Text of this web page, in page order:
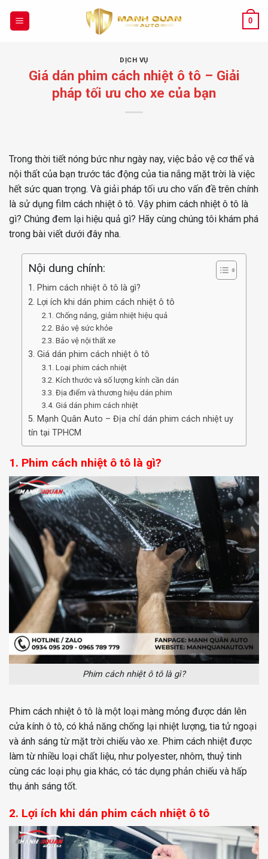
0
DỊCH VỤ
Giá dán phim cách nhiệt ô tô – Giải
pháp tối ưu cho xe của bạn
Trong thời tiết nóng bức như ngày nay, việc bảo vệ cơ thể và
nội thất của bạn trước tác động của tia nắng mặt trời là việc
hết sức quan trọng. Và giải pháp tối ưu cho vấn đề trên chính
là sử dụng film cách nhiệt ô tô. Vậy phim cách nhiệt ô tô là
gì? Chúng đem lại hiệu quả gì? Hãy cùng chúng tôi khám phá
trong bài viết dưới đây nha.
Nội dung chính:
1. Phim cách nhiệt ô tô là gì?
2. Lợi ích khi dán phim cách nhiệt ô tô
2.1. Chống nắng, giảm nhiệt hiệu quả
2.2. Bảo vệ sức khỏe
2.3. Bảo vệ nội thất xe
3. Giá dán phim cách nhiệt ô tô
3.1. Loại phim cách nhiệt
3.2. Kích thước và số lượng kính cần dán
3.3. Địa điểm và thương hiệu dán phim
3.4. Giá dán phim cách nhiệt
5. Mạnh Quân Auto – Địa chỉ dán phim cách nhiệt uy
tín tại TPHCM
1. Phim cách nhiệt ô tô là gì?
Phim cách nhiệt ô tô là gì?
Phim cách nhiệt ô tô là một loại màng mỏng được dán lên
cửa kính ô tô, có khả năng chống lại nhiệt lượng, tia tử ngoại
và ánh sáng từ mặt trời chiếu vào xe. Phim cách nhiệt được
làm từ nhiều loại chất liệu, như polyester, nhôm, thuỷ tinh
cùng các loại phụ gia khác, có tác dụng phản chiếu và hấp
thụ ánh sáng tốt.
2. Lợi ích khi dán phim cách nhiệt ô tô